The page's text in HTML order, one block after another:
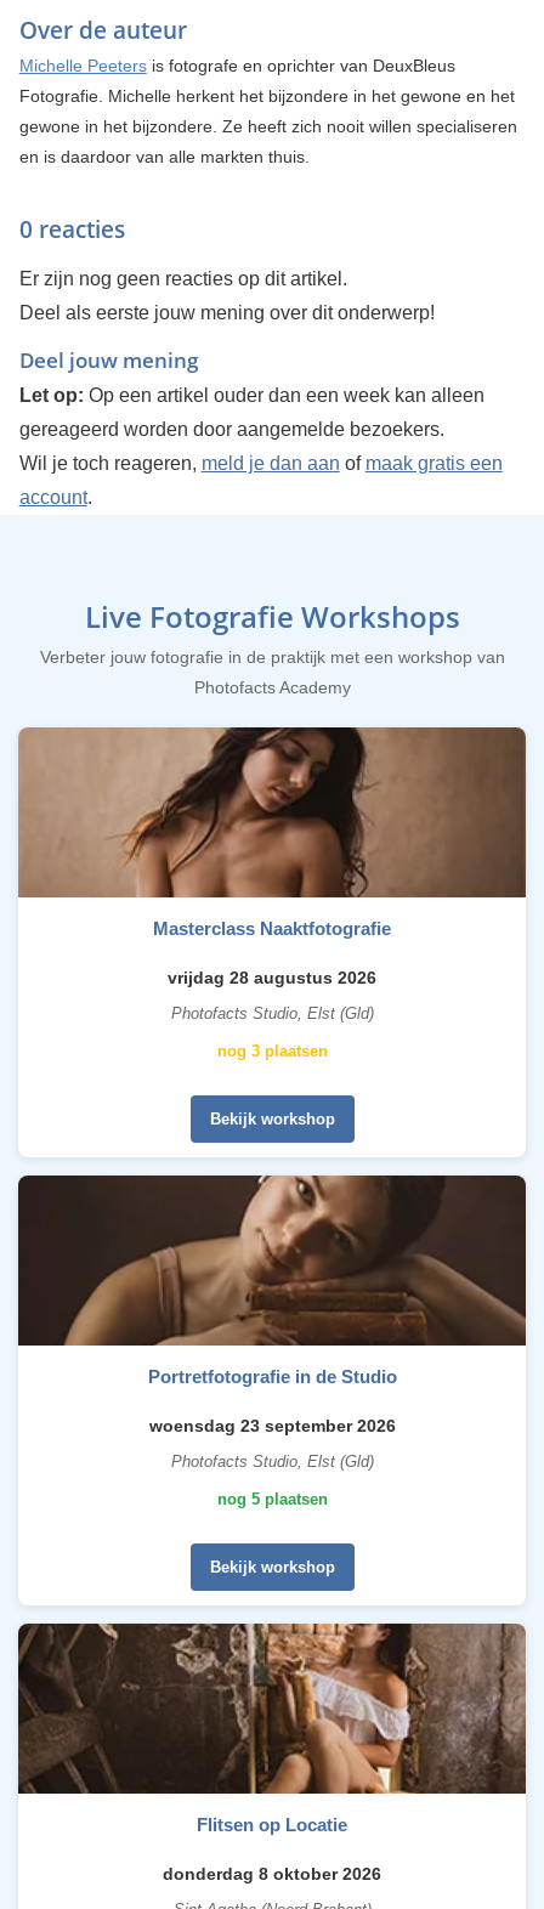
Over de auteur
Michelle Peetersis fotografe en oprichter van DeuxBleus
Fotografie. Michelle herkent het bijzondere in het gewone en het
gewone in het bijzondere. Ze heeft zich nooit willen specialiseren
en is daardoor van alle markten thuis.
0 reacties
Er zijn nog geen reacties op dit artikel.
Deel als eerste jouw mening over dit onderwerp!
Deel jouw mening
Let op: Op een artikel ouder dan een week kan alleen
gereageerd worden door aangemelde bezoekers.
Wil je toch reageren, meld je dan aan of maak gratis een
account.
Live Fotografie Workshops
Verbeter jouw fotografie in de praktijk met een workshop van
Photofacts Academy
Masterclass Naaktfotografie
vrijdag 28 augustus 2026
Photofacts Studio, Elst (Gld)
nog 3 plaatsen
Bekijk workshop
Portretfotografie in de Studio
woensdag 23 september 2026
Photofacts Studio, Elst (Gld)
nog 5 plaatsen
Bekijk workshop
Flitsen op Locatie
donderdag 8 oktober 2026